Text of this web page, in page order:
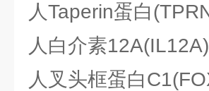
人Taperin蛋白
人白介素
人叉头框蛋白